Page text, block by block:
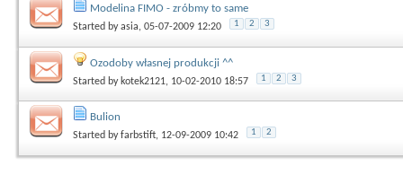
Modelina FIMO - zróbmy to same
Started byasia, 05-07-2009 12:20 1 2 3
Ozodoby własnej produkcji ^^
Started by kotek2121, 10-02-2010 18:57 1 2 3
Bulion
Started byfarbstift, 12-09-2009 10:42 1 2